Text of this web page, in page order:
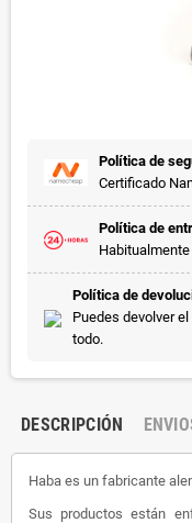
Política de
Certificado
Política de
Política de
Puedes devolver
todo.
DESCRIPCIÓN
Haba es un fabricante
Sus productos están